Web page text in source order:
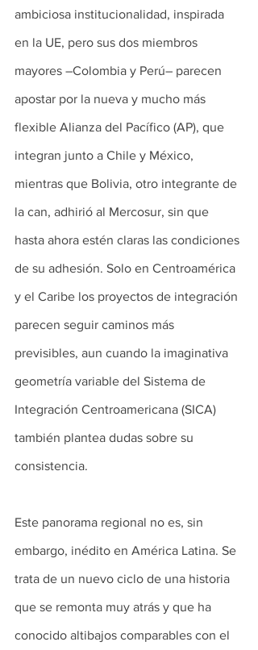
ambiciosa institucionalidad, inspirada
en la UE, pero sus dos miembros
mayores –Colombia y Perú– parecen
apostar por la nueva y mucho más
flexible Alianza del Pacífico (AP), que
integran junto a Chile y México,
mientras que Bolivia, otro integrante de
la can, adhirió al Mercosur, sin que
hasta ahora estén claras las condiciones
de su adhesión. Solo en Centroamérica
y el Caribe los proyectos de integración
parecen seguir caminos más
previsibles, aun cuando la imaginativa
geometría variable del Sistema de
Integración Centroamericana (SICA)
también plantea dudas sobre su
consistencia.
Este panorama regional no es, sin
embargo, inédito en América Latina. Se
trata de un nuevo ciclo de una historia
que se remonta muy atrás y que ha
conocido altibajos comparables con el